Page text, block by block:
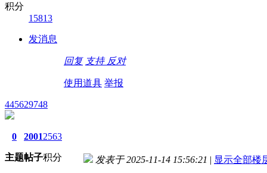
积分
15813
发消息
回复 支持 反对
使用道具 举报
445629748
0
主题
2001
帖子
2563
积分 发表于 2025-11-14 15:56:21 | 显示全部楼